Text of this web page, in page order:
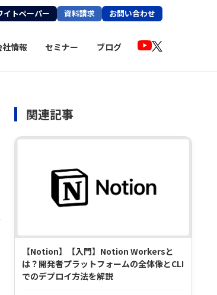
イトペーパー 資料請求 お問い合わせ
社情報 セミナー ブログ
関連記事
【Notion】【入門】Notion Workersと
は？開発者プラットフォームの全体像とCLI
でのデプロイ方法を解説